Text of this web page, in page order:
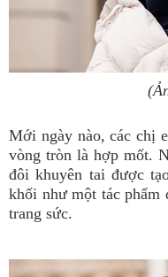
Mới ngày nào, các chị
vòng tròn là hợp mốt.
đôi khuyên tai được
khối như một tác phẩm
trang sức.